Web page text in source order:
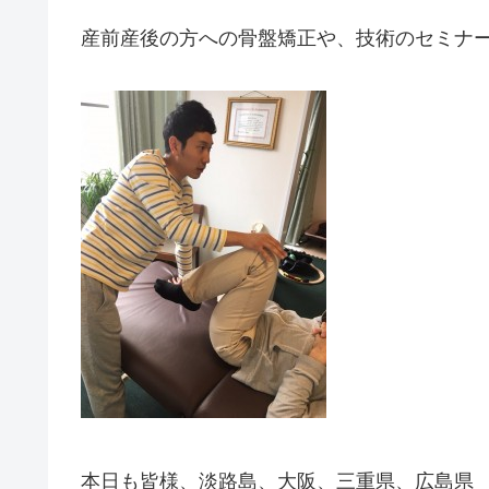
産前産後の方への骨盤矯正や、技術のセミナ
本日も皆様、淡路島、大阪、三重県、広島県